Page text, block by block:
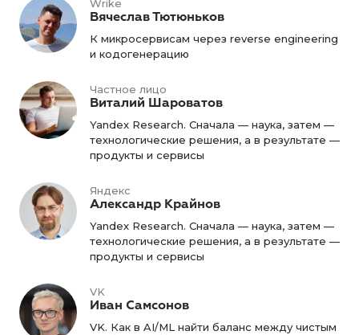
Wrike
Вячеслав Тютюньков
К микросервисам через reverse engineering
и кодогенерацию
Частное лицо
Виталий Шароватов
Yandex Research. Сначала — наука, затем —
технологические решения, а в результате —
продукты и сервисы
Яндекс
Александр Крайнов
Yandex Research. Сначала — наука, затем —
технологические решения, а в результате —
продукты и сервисы
VK
Иван Самсонов
VK. Как в AI/ML найти баланс между чистым